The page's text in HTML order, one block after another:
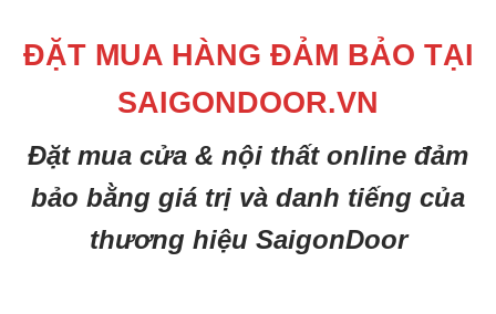
ĐẶT MUA HÀNG ĐẢM BẢO TẠI
SAIGONDOOR.VN
Đặt mua cửa & nội thất online đảm
bảo bằng giá trị và danh tiếng của
thương hiệu SaigonDoor